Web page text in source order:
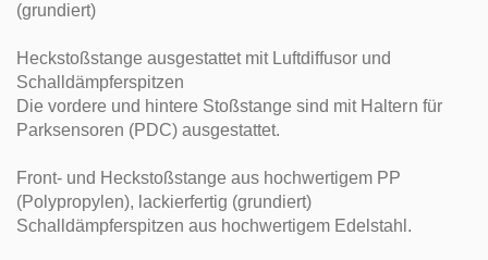
(grundiert)
Heckstoßstange ausgestattet mit Luftdiffusor und
Schalldämpferspitzen
Die vordere und hintere Stoßstange sind mit Haltern für
Parksensoren (PDC) ausgestattet.
Front- und Heckstoßstange aus hochwertigem PP
(Polypropylen), lackierfertig (grundiert)
Schalldämpferspitzen aus hochwertigem Edelstahl.